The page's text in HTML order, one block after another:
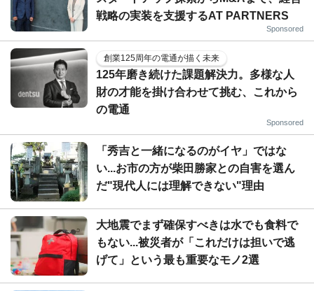
戦略の実装を支援するAT PARTNERS
Sponsored
創業125周年の電通が描く未来
125年磨き続けた課題解決力。多様な人
財の才能を掛け合わせて挑む、これから
の電通
Sponsored
「秀吉と一緒になるのがイヤ」ではな
い...お市の方が柴田勝家との自害を選ん
だ"現代人には理解できない"理由
大地震でまず確保すべきは水でも食料で
もない...被災者が「これだけは担いで逃
げて」という最も重要なモノ2選